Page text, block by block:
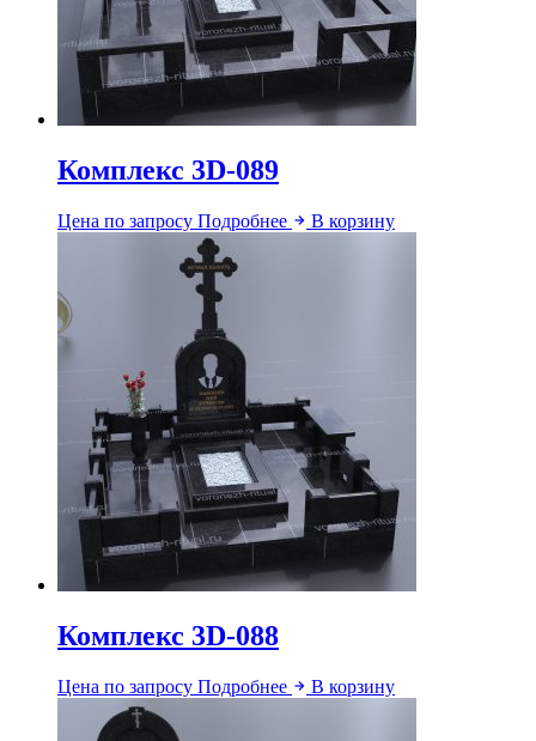
Комплекс 3D-089
Цена по запросу Подробнее В корзину
Комплекс 3D-088
Цена по запросу Подробнее В корзину